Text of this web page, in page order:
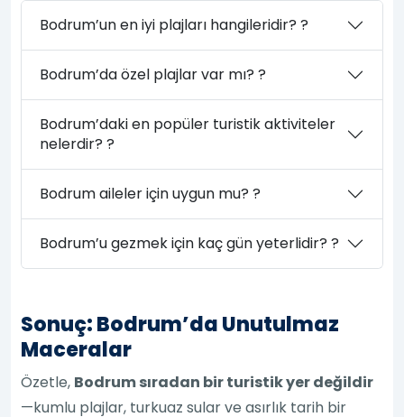
Bodrum’un en iyi plajları hangileridir? ?
Bodrum’da özel plajlar var mı? ?
Bodrum’daki en popüler turistik aktiviteler
nelerdir? ?
Bodrum aileler için uygun mu? ?
Bodrum’u gezmek için kaç gün yeterlidir? ?
Sonuç: Bodrum’da Unutulmaz
Maceralar
Özetle, Bodrum sıradan bir turistik yer değildir
—kumlu plajlar, turkuaz sular ve asırlık tarih bir